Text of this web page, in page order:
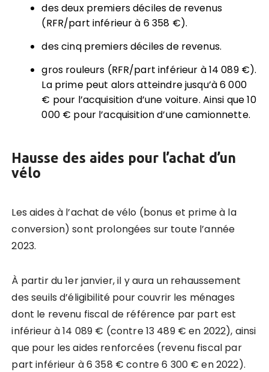
des deux premiers déciles de revenus
(RFR/part inférieur à 6 358 €).
des cinq premiers déciles de revenus.
gros rouleurs (RFR/part inférieur à 14 089 €).
La prime peut alors atteindre jusqu’à 6 000
€ pour l’acquisition d’une voiture. Ainsi que 10
000 € pour l’acquisition d’une camionnette.
Hausse des aides pour l’achat d’un
vélo
Les aides à l’achat de vélo (bonus et prime à la
conversion) sont prolongées sur toute l’année
2023.
À partir du 1er janvier, il y aura un rehaussement
des seuils d’éligibilité pour couvrir les ménages
dont le revenu fiscal de référence par part est
inférieur à 14 089 € (contre 13 489 € en 2022), ainsi
que pour les aides renforcées (revenu fiscal par
part inférieur à 6 358 € contre 6 300 € en 2022).